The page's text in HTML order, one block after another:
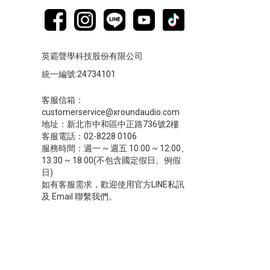
英霸聲學科技股份有限公司
統一編號:24734101
客服信箱：
customerservice@xroundaudio.com
地址：新北市中和區中正路736號2樓
客服電話：02-8228 0106
服務時間：週一 ~ 週五 10:00 ~ 12:00、
13:30 ~ 18:00(不包含國定假日、例假
日)
如有客服需求，歡迎使用官方LINE私訊
及 Email 聯繫我們。